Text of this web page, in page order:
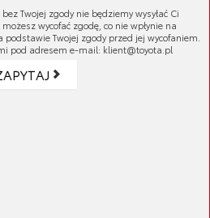
Twojej zgody nie będziemy wysyłać Ci
wycofać zgodę, co nie wpłynie na
Twojej zgody przed jej wycofaniem.
pod adresem e-mail: klient@toyota.pl